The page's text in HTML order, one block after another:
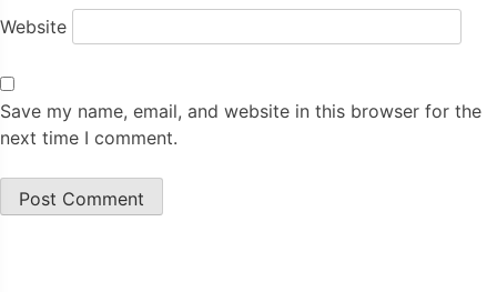
Website
Save my name, email, and website in this browser for the
next time I comment.